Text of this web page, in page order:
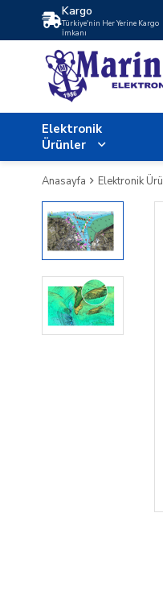
Kargo
Türkiye'nin Her Yerine Kargo
İmkanı
Elektronik
Ürünler
Anasayfa Elektronik